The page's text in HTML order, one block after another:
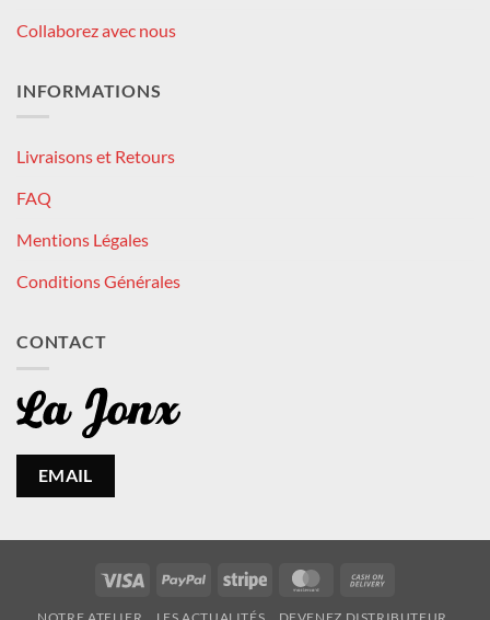
Collaborez avec nous
INFORMATIONS
Livraisons et Retours
FAQ
Mentions Légales
Conditions Générales
CONTACT
EMAIL
Visa PayPal Stripe MasterCard